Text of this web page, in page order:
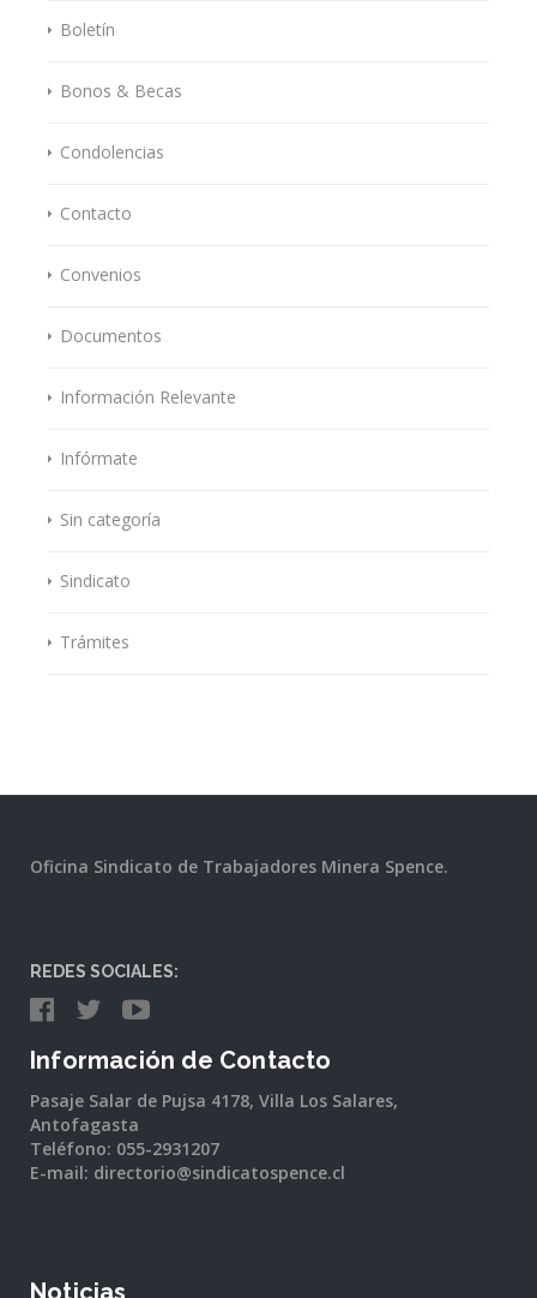
Boletín
Bonos & Becas
Condolencias
Contacto
Convenios
Documentos
Información Relevante
Infórmate
Sin categoría
Sindicato
Trámites
Oficina Sindicato de Trabajadores Minera Spence.
REDES SOCIALES:
Información de Contacto
Pasaje Salar de Pujsa 4178, Villa Los Salares,
Antofagasta
Teléfono: 055-2931207
E-mail: directorio@sindicatospence.cl
Noticias